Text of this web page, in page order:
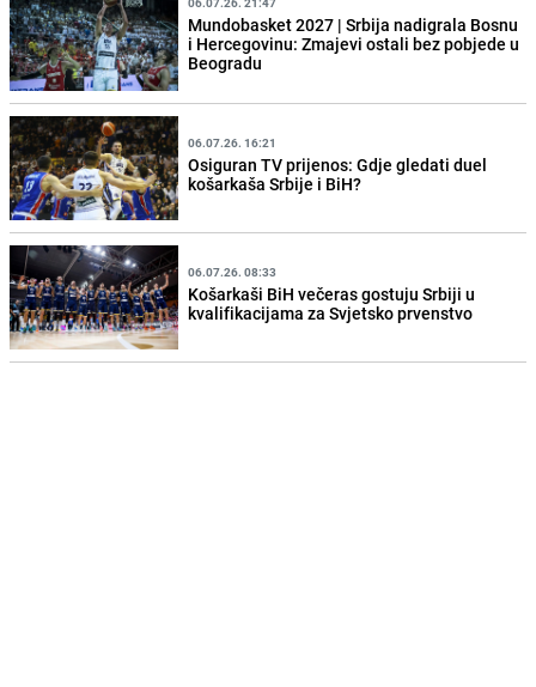
Mundobasket 2027 | Srbija nadigrala Bosnu
i Hercegovinu: Zmajevi ostali bez pobjede u
Beogradu
06.07.26. 16:21
Osiguran TV prijenos: Gdje gledati duel
košarkaša Srbije i BiH?
06.07.26. 08:33
Košarkaši BiH večeras gostuju Srbiji u
kvalifikacijama za Svjetsko prvenstvo